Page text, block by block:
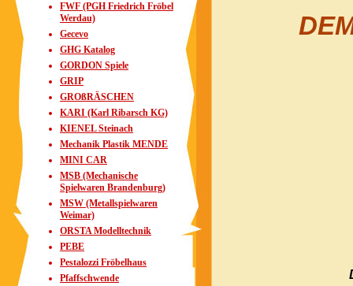
FWF (PGH Friedrich Fröbel
Werdau)
Gecevo
GHG Katalog
GORDON Spiele
GRIP
GROßRÄSCHEN
KARI (Karl Ribarsch KG)
KIENEL Steinach
Mechanik Plastik MENDE
MINI CAR
MSB (Mechanische
Spielwaren Brandenburg)
MSW (Metallspielwaren
Weimar)
ORSTA Modelltechnik
PEBE
Pestalozzi Fröbelhaus
Pfaffschwende